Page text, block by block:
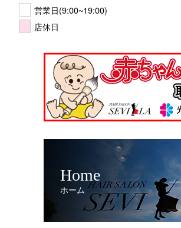
営業日(9:00~19:00)
店休日
Home
ホーム